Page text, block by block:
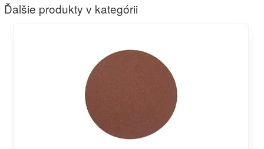
Ďalšie produkty v kategórii